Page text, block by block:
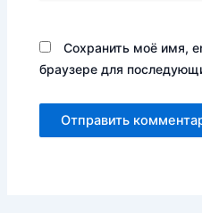
Сохранить моё имя,
браузере для